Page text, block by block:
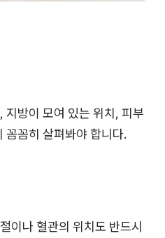
지방이 모여 있는 위치, 피부
꼼꼼히 살펴봐야 합니다.
이나 혈관의 위치도 반드시